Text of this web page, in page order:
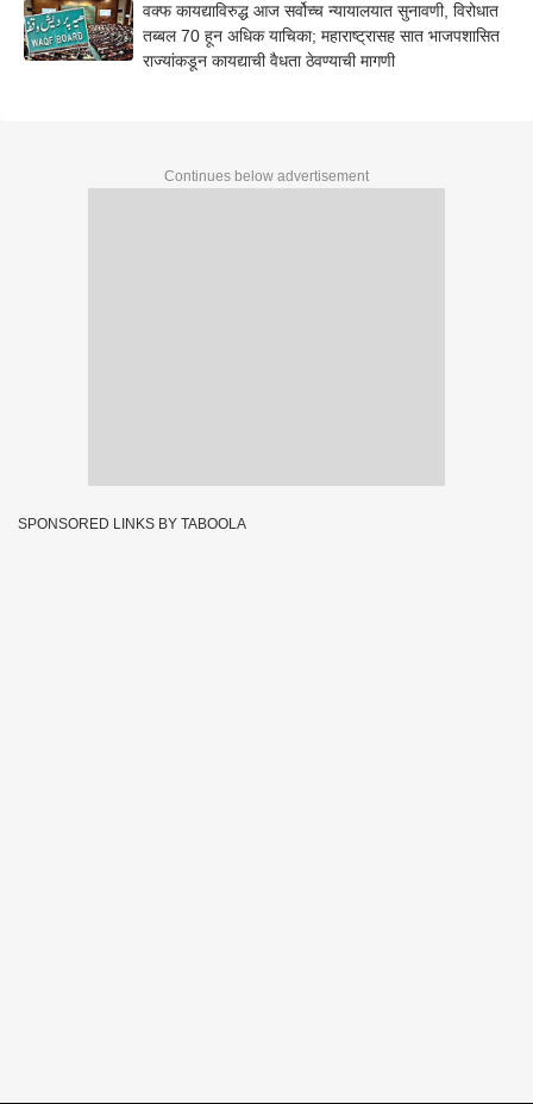
वक्फ कायद्याविरुद्ध आज सर्वोच्च न्यायालयात सुनावणी, विरोधात
तब्बल 70 हून अधिक याचिका; महाराष्ट्रासह सात भाजपशासित
राज्यांकडून कायद्याची वैधता ठेवण्याची मागणी
Continues below advertisement
SPONSORED LINKS BY TABOOLA